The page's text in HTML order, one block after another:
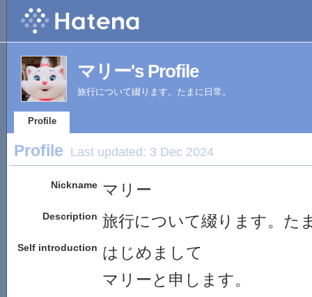
マリー's Profile
旅行について綴ります。たまに日常。
Profile
Profile Last updated: 3 Dec 2024
Nickname マリー
Description 旅行について綴ります。た
Self introduction はじめまして
マリーと申します。